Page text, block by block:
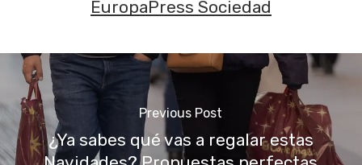
EuropaPress Sociedad
Previous Post
¿Ya sabes qué vas a regalar estas